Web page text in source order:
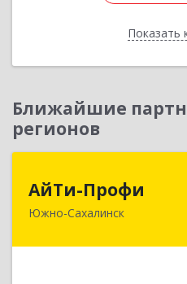
Показать
Ближайшие
регионов
АйТи-Профи
Южно-Сахалинск
693023,